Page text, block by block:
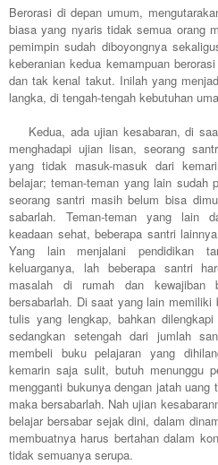
Berorasi di depan umum,
biasa yang nyaris tidak semua orang
pemimpin sudah diboyongnya
keberanian kedua kemampuan
dan tak kenal takut. Inilah yang
langka, di tengah-tengah kebutuhan
Kedua, ada ujian kesabaran, di
menghadapi ujian lisan, seorang
yang tidak masuk-masuk dari
belajar; teman-teman yang lain sudah
seorang santri masih belum bisa
sabarlah. Teman-teman yang lain
keadaan sehat, beberapa santri
Yang lain menjalani pendidikan
keluarganya, lah beberapa santri
masalah di rumah dan kewajiban
bersabarlah. Di saat yang lain
tulis yang lengkap, bahkan
sedangkan setengah dari jumlah
membeli buku pelajaran yang
kemarin saja sulit, butuh menunggu
mengganti bukunya dengan jatah uang
maka bersabarlah. Nah ujian
belajar bersabar sejak dini, dalam
membuatnya harus bertahan dalam
tidak semuanya serupa.